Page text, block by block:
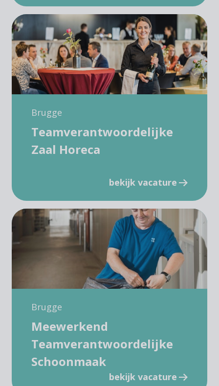
Brugge
Teamverantwoordelijke
Zaal Horeca
bekijk vacature
Brugge
Meewerkend
Teamverantwoordelijke
Schoonmaak
bekijk vacature